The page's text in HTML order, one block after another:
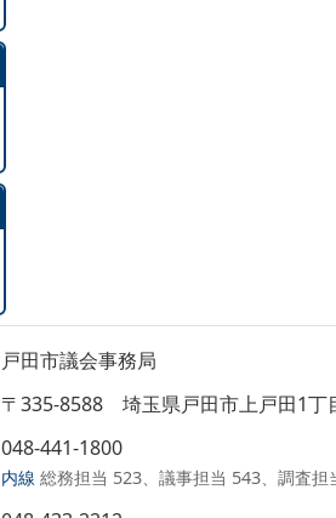
戸田市議会事務局
〒335-8588 埼玉県戸田市上戸田1丁
048-441-1800
内線 総務担当 523、議事担当 543、調査担